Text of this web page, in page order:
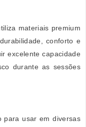
materiais premium
conforto e
excelente capacidade
durante as sessões
para usar em diversas